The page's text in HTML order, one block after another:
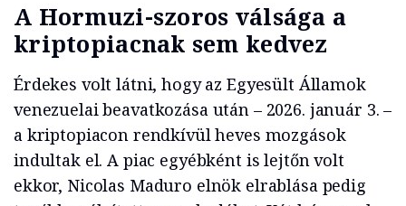
A Hormuzi-szoros válsága a
kriptopiacnak sem kedvez
Érdekes volt látni, hogy az Egyesült Államok
venezuelai beavatkozása után – 2026. január 3. –
a kriptopiacon rendkívül heves mozgások
indultak el. A piac egyébként is lejtőn volt
ekkor, Nicolas Maduro elnök elrablása pedig